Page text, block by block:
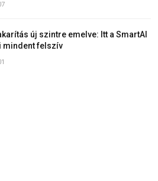
új szintre emelve: Itt a SmartAI
mindent felszív